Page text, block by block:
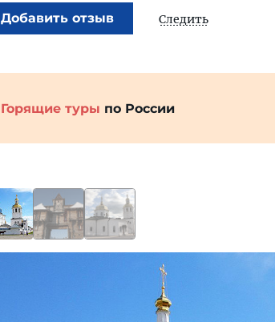
Добавить отзыв Следить
Горящие туры по России